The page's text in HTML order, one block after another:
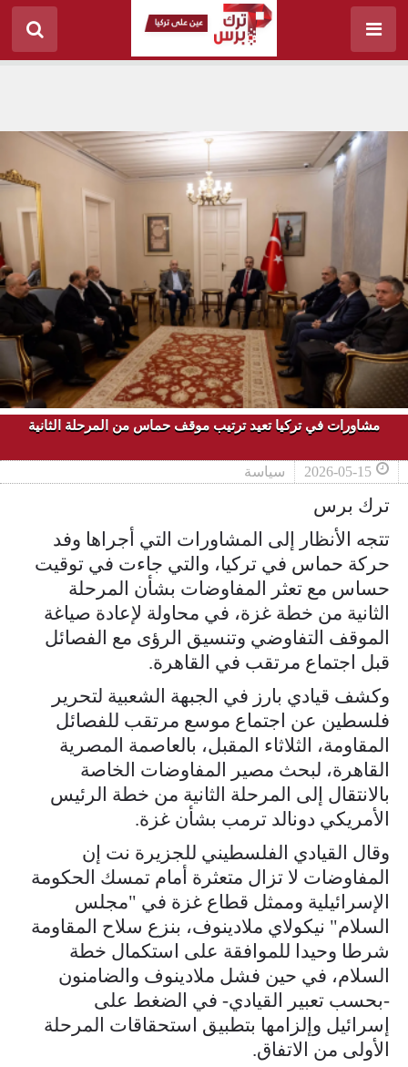
مشاورات في تركيا تعيد ترتيب موقف حماس من المرحلة الثانية
2026-05-15 سياسة
ترك برس
تتجه الأنظار إلى المشاورات التي أجراها وفد
حركة حماس في تركيا، والتي جاءت في توقيت
حساس مع تعثر المفاوضات بشأن المرحلة
الثانية من خطة غزة، في محاولة لإعادة صياغة
الموقف التفاوضي وتنسيق الرؤى مع الفصائل
قبل اجتماع مرتقب في القاهرة.
وكشف قيادي بارز في الجبهة الشعبية لتحرير
فلسطين عن اجتماع موسع مرتقب للفصائل
المقاومة، الثلاثاء المقبل، بالعاصمة المصرية
القاهرة، لبحث مصير المفاوضات الخاصة
بالانتقال إلى المرحلة الثانية من خطة الرئيس
الأمريكي دونالد ترمب بشأن غزة.
وقال القيادي الفلسطيني للجزيرة نت إن
المفاوضات لا تزال متعثرة أمام تمسك الحكومة
الإسرائيلية وممثل قطاع غزة في "مجلس
السلام" نيكولاي ملادينوف، بنزع سلاح المقاومة
شرطا وحيدا للموافقة على استكمال خطة
السلام، في حين فشل ملادينوف والضامنون
-بحسب تعبير القيادي- في الضغط على
إسرائيل وإلزامها بتطبيق استحقاقات المرحلة
الأولى من الاتفاق.